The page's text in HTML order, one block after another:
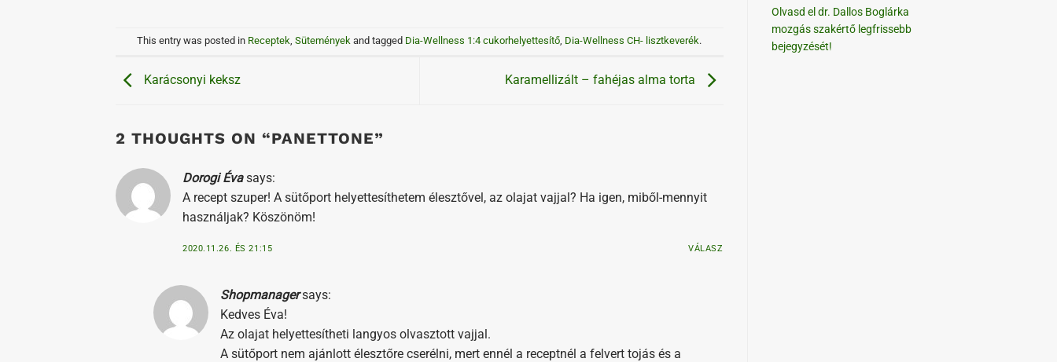
This entry was posted in Receptek,Sütemények and tagged Dia-Wellness 1:4 cukorhelyettesítő, Dia-Wellness CH- lisztkeverék.
Karácsonyi keksz Karamellizált – fahéjas alma torta
2 THOUGHTS ON “PANETTONE”
Dorogi Éva says:
A recept szuper! A sütőport helyettesíthetem élesztővel, az olajat vajjal? Ha igen, miből-mennyit
használjak? Köszönöm!
2020.11.26. ÉS 21:15 VÁLASZ
Shopmanager says:
Kedves Éva!
Az olajat helyettesítheti langyos olvasztott vajjal.
A sütőport nem ajánlott élesztőre cserélni, mert ennél a receptnél a felvert tojás és a
Olvasd el dr. Dallos Boglárka
mozgás szakértő legfrissebb
bejegyzését!